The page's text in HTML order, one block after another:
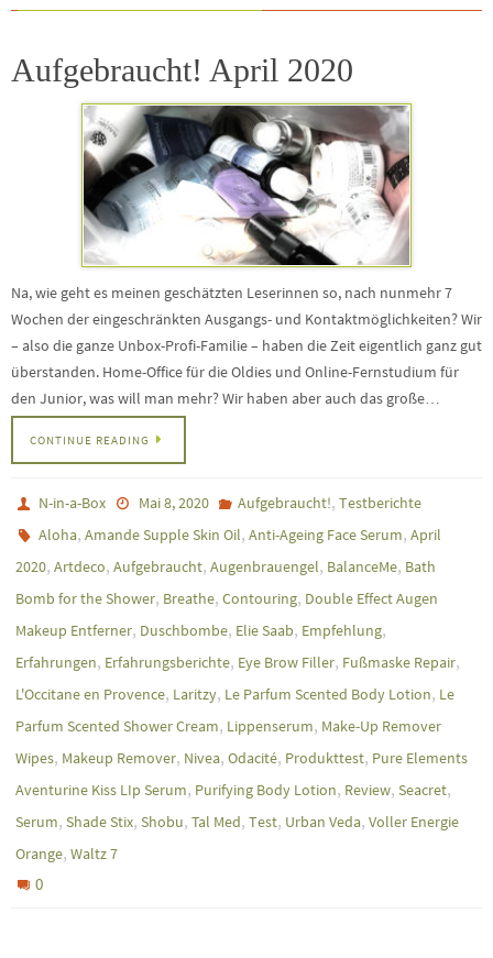
Aufgebraucht! April 2020
Na, wie geht es meinen geschätzten Leserinnen so, nach nunmehr 7
Wochen der eingeschränkten Ausgangs- und Kontaktmöglichkeiten? Wir
– also die ganze Unbox-Profi-Familie – haben die Zeit eigentlich ganz gut
überstanden. Home-Office für die Oldies und Online-Fernstudium für
den Junior, was will man mehr? Wir haben aber auch das große…
CONTINUE READING
N-in-a-Box Mai 8, 2020 Aufgebraucht!, Testberichte
Aloha,Amande Supple Skin Oil,Anti-Ageing Face Serum,April
2020, Artdeco, Aufgebraucht, Augenbrauengel, BalanceMe, Bath
Bomb for the Shower, Breathe, Contouring, Double Effect Augen
Makeup Entferner, Duschbombe, Elie Saab, Empfehlung,
Erfahrungen, Erfahrungsberichte, Eye Brow Filler, Fußmaske Repair,
L'Occitane en Provence, Laritzy, Le Parfum Scented Body Lotion, Le
Parfum Scented Shower Cream, Lippenserum, Make-Up Remover
Wipes, Makeup Remover, Nivea, Odacité, Produkttest, Pure Elements
Aventurine Kiss LIp Serum, Purifying Body Lotion, Review, Seacret,
Serum, Shade Stix, Shobu, Tal Med, Test, Urban Veda, Voller Energie
Orange, Waltz 7
0